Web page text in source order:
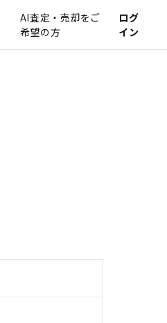
AI査定・売却をご
希望の方
ログ
イン